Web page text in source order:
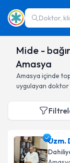
Doktor,
Mide -
Amasya
Amasya içinde
uygulayan doktor
Uzm.